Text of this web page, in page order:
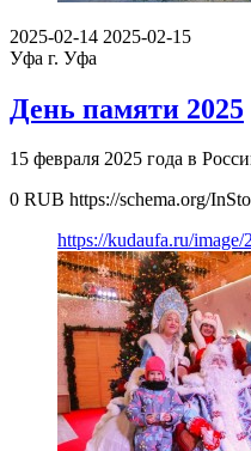
2025-02-14 2025-02-15
Уфа г. Уфа
День памяти 2025
15 февраля 2025 года в
0 RUB https://schema.org/
https://kudaufa.ru/